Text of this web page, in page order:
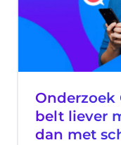
Onderzoek
belt liever
dan met